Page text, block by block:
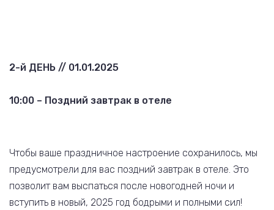
2-й ДЕНЬ // 01.01.2025
10:00 – Поздний завтрак в отеле
Чтобы ваше праздничное настроение сохранилось, мы
предусмотрели для вас поздний завтрак в отеле. Это
позволит вам выспаться после новогодней ночи и
вступить в новый, 2025 год бодрыми и полными сил!